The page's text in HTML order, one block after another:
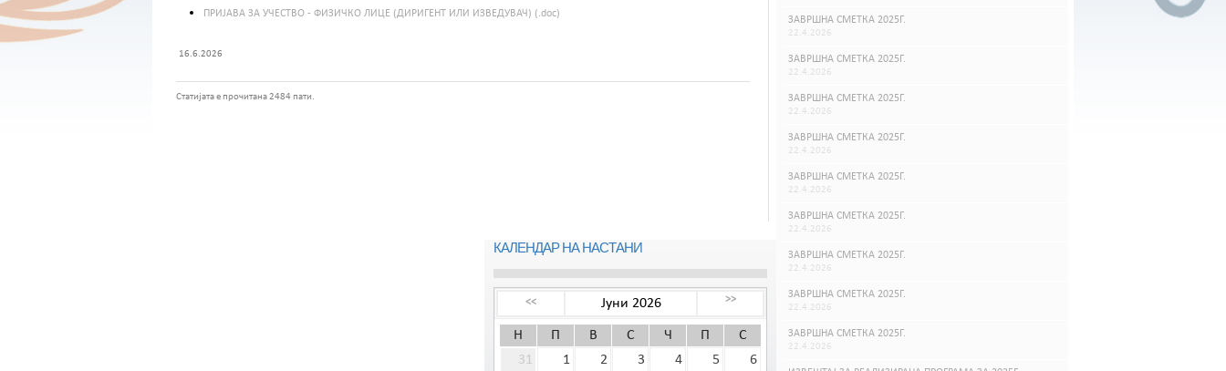
ПРИЈАВА ЗА УЧЕСТВО - ФИЗИЧКО ЛИЦЕ (ДИРИГЕНТ ИЛИ ИЗВЕДУВАЧ) (.doc)
16.6.2026
Статијата е прочитана 2484 пати.
ЗАВРШНА СМЕТКА 2025Г.
22.4.2026
ЗАВРШНА СМЕТКА 2025Г.
22.4.2026
ЗАВРШНА СМЕТКА 2025Г.
22.4.2026
ЗАВРШНА СМЕТКА 2025Г.
22.4.2026
ЗАВРШНА СМЕТКА 2025Г.
22.4.2026
ЗАВРШНА СМЕТКА 2025Г.
22.4.2026
ЗАВРШНА СМЕТКА 2025Г.
22.4.2026
ЗАВРШНА СМЕТКА 2025Г.
22.4.2026
ЗАВРШНА СМЕТКА 2025Г.
22.4.2026
КАЛЕНДАР НА НАСТАНИ
<< Јуни 2026 >>
Н П В С Ч П
С
31
1 2 3 4 5 6